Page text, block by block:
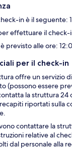
in è il seguente:
effettuare il check-
previsto alle ore:
per il check-in
offre un servizio
(possono essere
la struttura 24
riportati sulla
contattare la
relative al
dal personale alla